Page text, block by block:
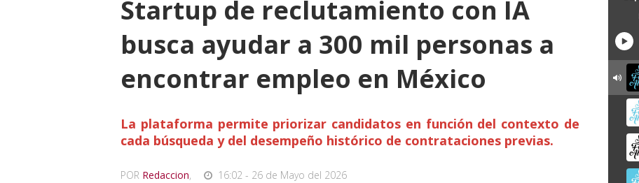
Startup de reclutamiento con IA
busca ayudar a 300 mil personas a
encontrar empleo en México
La plataforma permite priorizar candidatos en función del contexto de
cada búsqueda y del desempeño histórico de contrataciones previas.
POR Redaccion, 16:02 - 26 de Mayo del 2026